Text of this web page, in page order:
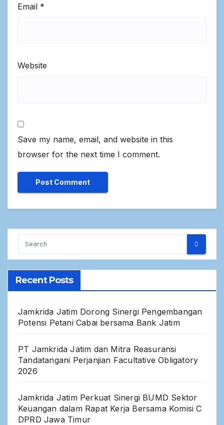
Email *
Website
Save my name, email, and website in this
browser for the next time I comment.
Recent Posts
Jamkrida Jatim Dorong Sinergi Pengembangan
Potensi Petani Cabai bersama Bank Jatim
PT Jamkrida Jatim dan Mitra Reasuransi
Tandatangani Perjanjian Facultative Obligatory
2026
Jamkrida Jatim Perkuat Sinergi BUMD Sektor
Keuangan dalam Rapat Kerja Bersama Komisi C
DPRD Jawa Timur